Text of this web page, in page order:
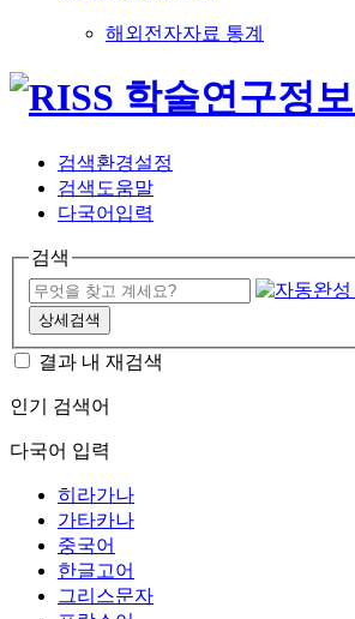
해외전자자료 통계
검색환경설정
검색도움말
다국어입력
검색
상세검색
결과 내 재검색
인기 검색어
다국어 입력
히라가나
가타카나
중국어
한글고어
그리스문자